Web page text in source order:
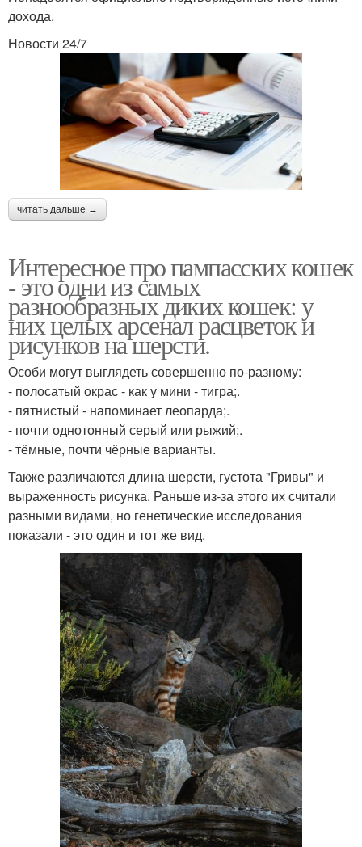
дохода.
Новости 24/7
читать дальше →
Интересное про пампасских кошек
- это одни из самых
разнообразных диких кошек: у
них целых арсенал расцветок и
рисунков на шерсти.
Особи могут выглядеть совершенно по-разному:
- полосатый окрас - как у мини - тигра;.
- пятнистый - напоминает леопарда;.
- почти однотонный серый или рыжий;.
- тёмные, почти чёрные варианты.
Также различаются длина шерсти, густота "Гривы" и
выраженность рисунка. Раньше из-за этого их считали
разными видами, но генетические исследования
показали - это один и тот же вид.